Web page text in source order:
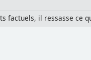
factuels, il ressasse ce